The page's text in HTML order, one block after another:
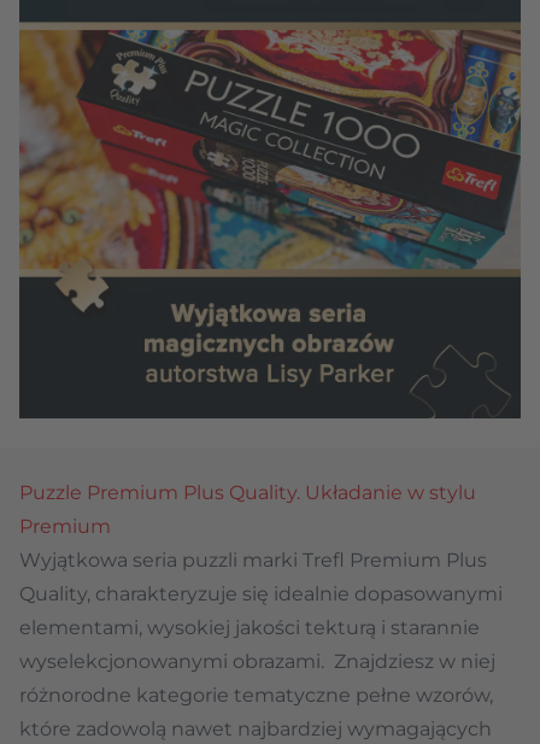
Puzzle Premium Plus Quality. Układanie w stylu
Premium
Wyjątkowa seria puzzli marki Trefl Premium Plus
Quality, charakteryzuje się idealnie dopasowanymi
elementami, wysokiej jakości tekturą i starannie
wyselekcjonowanymi obrazami. Znajdziesz w niej
różnorodne kategorie tematyczne pełne wzorów,
które zadowolą nawet najbardziej wymagających